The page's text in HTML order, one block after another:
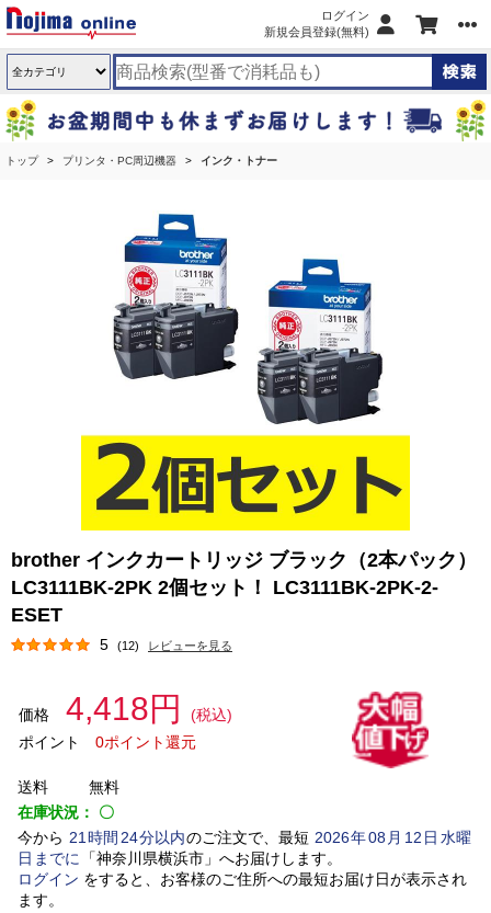
ログイン
新規会員登録(無料)
トップ プリンタ・PC周辺機器 インク・トナー
brother インクカートリッジ ブラック（2本パック）
LC3111BK-2PK 2個セット！ LC3111BK-2PK-2-
ESET
5 (12) レビューを見る
価格 4,418円
(税込)
ポイント
0ポイント還元
送料
無料
在庫状況： 〇
今から 21 時間 24分以内のご注文で、最短 2026年08 月 12 日水曜
日 までに 「神奈川県横浜市」 へお届けします。
ログイン をすると、お客様のご住所への最短お届け日が表示され
ます。